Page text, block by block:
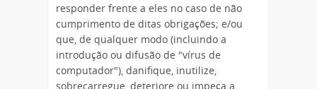
responder frente a eles no caso de não
cumprimento de ditas obrigações; e/ou
que, de qualquer modo (incluindo a
introdução ou difusão de "vírus de
computador"), danifique, inutilize,
sobrecarregue, deteriore ou impeça a